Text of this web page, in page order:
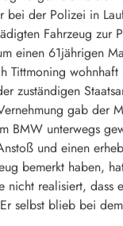
bei der Polizei in
Fahrzeug zur
einen 61jährigen
Tittmoning
zuständigen
gab der
BMW unterwegs
und einen
bemerkt haben,
nicht realisiert, dass
selbst blieb bei